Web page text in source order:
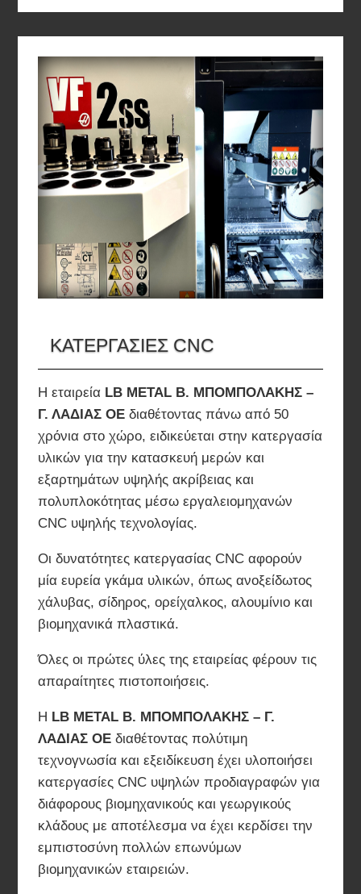
ΚΑΤΕΡΓΑΣΙΕΣ CNC
Η εταιρεία LB METAL Β. ΜΠΟΜΠΟΛΑΚΗΣ –
Γ. ΛΑΔΙΑΣ ΟΕ διαθέτοντας πάνω από 50
χρόνια στο χώρο, ειδικεύεται στην κατεργασία
υλικών για την κατασκευή μερών και
εξαρτημάτων υψηλής ακρίβειας και
πολυπλοκότητας μέσω εργαλειομηχανών
CNC υψηλής τεχνολογίας.
Οι δυνατότητες κατεργασίας CNC αφορούν
μία ευρεία γκάμα υλικών, όπως ανοξείδωτος
χάλυβας, σίδηρος, ορείχαλκος, αλουμίνιο και
βιομηχανικά πλαστικά.
Όλες οι πρώτες ύλες της εταιρείας φέρουν τις
απαραίτητες πιστοποιήσεις.
Η LB METAL Β. ΜΠΟΜΠΟΛΑΚΗΣ – Γ.
ΛΑΔΙΑΣ ΟΕ διαθέτοντας πολύτιμη
τεχνογνωσία και εξειδίκευση έχει υλοποιήσει
κατεργασίες CNC υψηλών προδιαγραφών για
διάφορους βιομηχανικούς και γεωργικούς
κλάδους με αποτέλεσμα να έχει κερδίσει την
εμπιστοσύνη πολλών επωνύμων
βιομηχανικών εταιρειών.